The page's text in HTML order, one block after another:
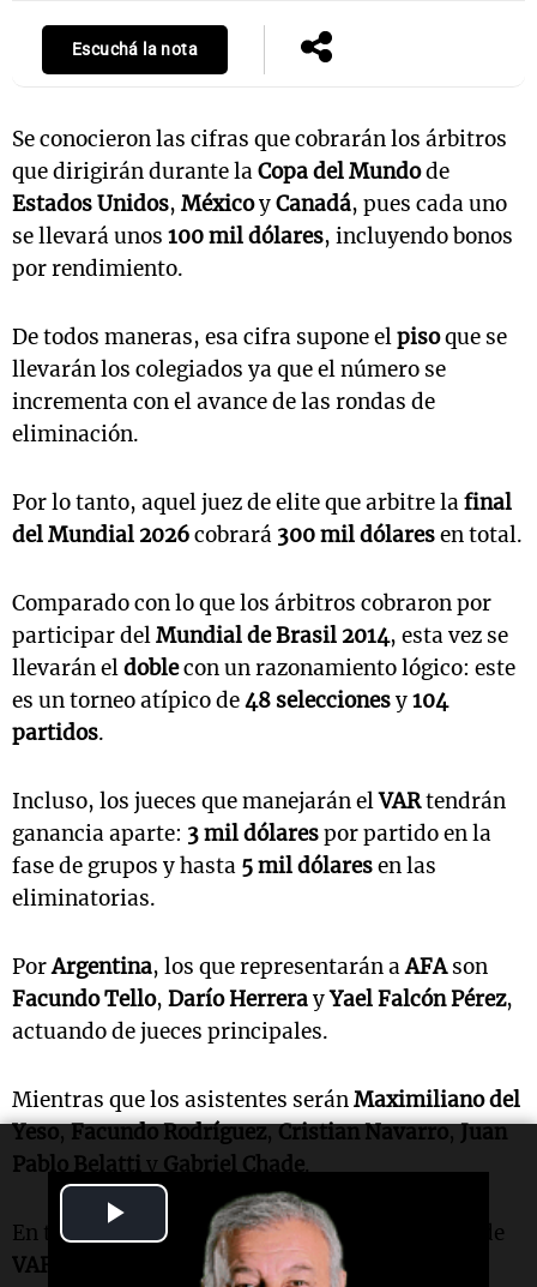
Video
Escuchá la nota
Se conocieron las cifras que cobrarán los árbitros
que dirigirán durante laCopa del Mundode
Estados Unidos, MéxicoyCanadá, pues cada uno
se llevará unos 100 mil dólares, incluyendo bonos
por rendimiento.
De todos maneras, esa cifra supone elpisoque se
llevarán los colegiados ya que el número se
incrementa con el avance de las rondas de
eliminación.
Por lo tanto, aquel juez de elite que arbitre lafinal
del Mundial 2026cobrará 300 mil dólaresen total.
Comparado con lo que los árbitros cobraron por
participar delMundial de Brasil 2014, esta vez se
llevarán eldoblecon un razonamiento lógico: este
es un torneo atípico de48 seleccionesy104
partidos.
Incluso, los jueces que manejarán elVARtendrán
ganancia aparte: 3 mil dólarespor partido en la
fase de grupos y hasta 5 mil dólaresen las
eliminatorias.
PorArgentina, los que representarán aAFAson
Facundo Tello, Darío HerrerayYael Falcón Pérez,
actuando de jueces principales.
Mientras que los asistentes seránMaximiliano del
Yeso,Facundo Rodríguez,Cristian Navarro,Juan
Pablo Belattiy Gabriel Chade.
En tanto que Hernán Mastrángelo
es el árbitro de
VAR